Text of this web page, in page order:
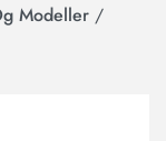
Modeller /